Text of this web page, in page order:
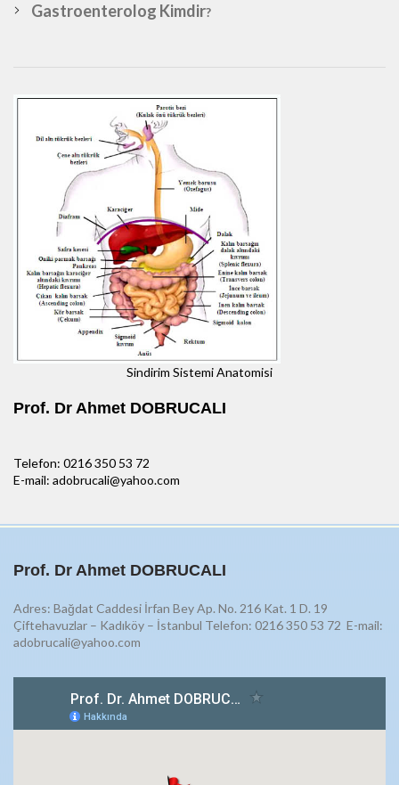
Gastroenterolog Kimdir?
Sindirim Sistemi Anatomisi
Prof. Dr Ahmet DOBRUCALI
Telefon: 0216 350 53 72
E-mail: adobrucali@yahoo.com
Prof. Dr Ahmet DOBRUCALI
Adres: Bağdat Caddesi İrfan Bey Ap. No. 216 Kat. 1 D. 19
Çiftehavuzlar – Kadıköy – İstanbul Telefon: 0216 350 53 72 E-mail:
adobrucali@yahoo.com